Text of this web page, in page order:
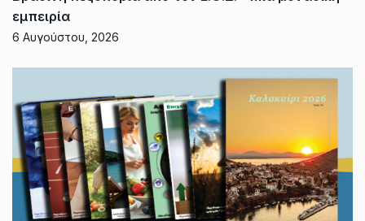
εμπειρία
6 Αυγούστου, 2026